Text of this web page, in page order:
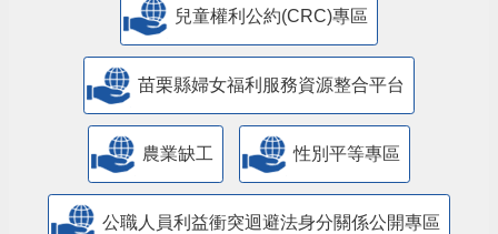
兒童權利公約(CRC)專區
苗栗縣婦女福利服務資源整合平台
農業缺工 性別平等專區
公職人員利益衝突迴避法身分關係公開專區